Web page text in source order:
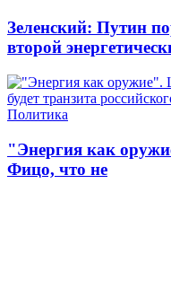
Зеленский: Путин
второй
Политика
"Энергия как
Фицо, что не